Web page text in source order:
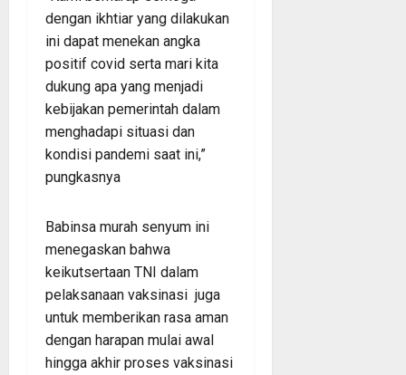
dengan ikhtiar yang dilakukan
ini dapat menekan angka
positif covid serta mari kita
dukung apa yang menjadi
kebijakan pemerintah dalam
menghadapi situasi dan
kondisi pandemi saat ini,”
pungkasnya
Babinsa murah senyum ini
menegaskan bahwa
keikutsertaan TNI dalam
pelaksanaan vaksinasi juga
untuk memberikan rasa aman
dengan harapan mulai awal
hingga akhir proses vaksinasi